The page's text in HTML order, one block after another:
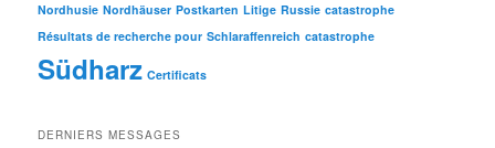
Nordhusie Nordhäuser Postkarten Litige Russie catastrophe
Résultats de recherche pour Schlaraffenreich catastrophe
Südharz Certificats
DERNIERS MESSAGES